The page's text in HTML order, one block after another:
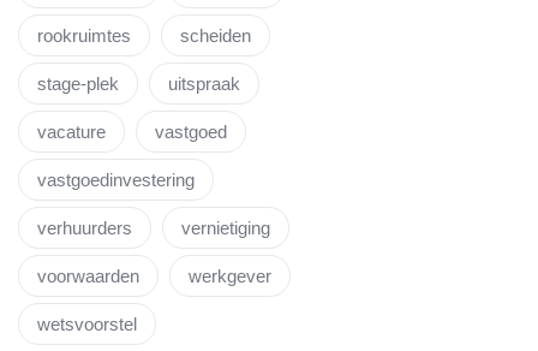
rookruimtes scheiden
stage-plek uitspraak
vacature vastgoed
vastgoedinvestering
verhuurders vernietiging
voorwaarden werkgever
wetsvoorstel